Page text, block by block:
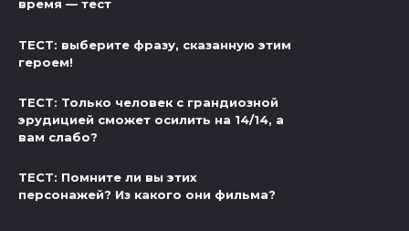
время — тест
ТЕСТ: выберите фразу, сказанную этим
героем!
ТЕСТ: Только человек с грандиозной
эрудицией сможет осилить на 14/14, а
вам слабо?
ТЕСТ: Помните ли вы этих
персонажей? Из какого они фильма?